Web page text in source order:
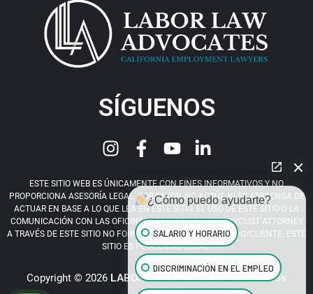
SÍGUENOS
ESTE SITIO WEB ES ÚNICAMENTE CON FINES INFORMATIVOS Y NO
PROPORCIONA ASESORÍA LEGAL. POR FAVOR, NO ACTÚE NI SE ABSTENGA DE
ACTUAR EN BASE A LO QUE LEA EN ESTE SITIO. EL USO DE ESTE SITIO O LA
COMUNICACIÓN CON LAS OFICINAS LEGALES DE MOTORCYCLIST ATTORNEY
A TRAVÉS DE ESTE SITIO NO FORMA UNA RELACIÓN ABOGADO/CLIENTE. ESTE
SITIO ES PUBLICIDAD LEGAL.
Copyright © 2026 LABOR LAW ADVOCATES. Todos los
¿Cómo puedo ayudarte?
SALARIO Y HORARIO
DISCRIMINACIÓN EN EL EMPLEO